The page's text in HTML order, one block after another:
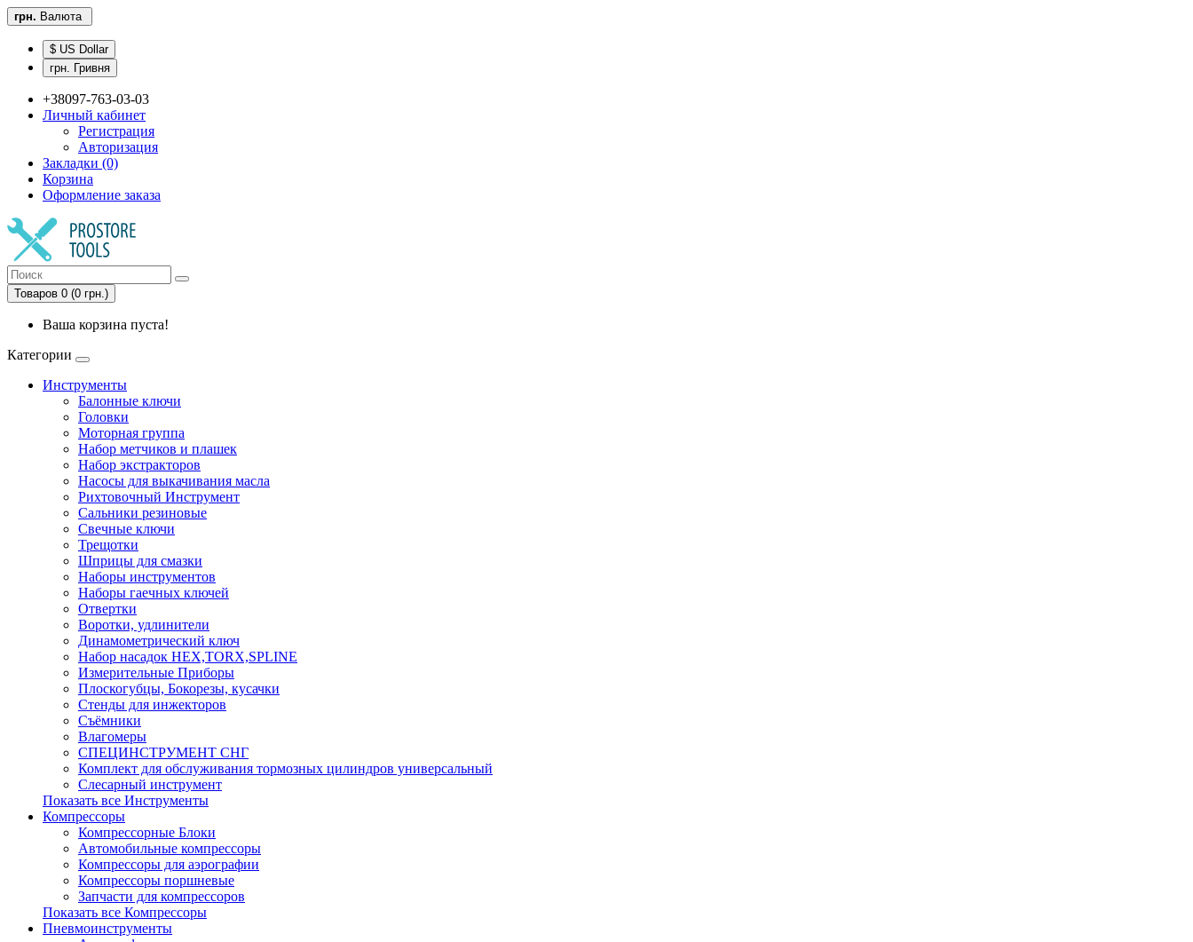
грн. Валюта
$ US Dollar
грн. Гривня
+38097-763-03-03
Личный кабинет
Регистрация
Авторизация
Закладки (0)
Корзина
Оформление заказа
Товаров 0 (0 грн.)
Ваша корзина пуста!
Категории
Инструменты
Балонные ключи
Головки
Моторная группа
Набор метчиков и плашек
Набор экстракторов
Насосы для выкачивания масла
Рихтовочный Инструмент
Сальники резиновые
Свечные ключи
Трещотки
Шприцы для смазки
Наборы инструментов
Наборы гаечных ключей
Отвертки
Воротки, удлинители
Динамометрический ключ
Набор насадок HEX,TORX,SPLINE
Измерительные Приборы
Плоскогубцы, Бокорезы, кусачки
Стенды для инжекторов
Съёмники
Влагомеры
СПЕЦИНСТРУМЕНТ СНГ
Комплект для обслуживания тормозных цилиндров универсальный
Слесарный инструмент
Показать все Инструменты
Компрессоры
Компрессорные Блоки
Автомобильные компрессоры
Компрессоры для аэрографии
Компрессоры поршневые
Запчасти для компрессоров
Показать все Компрессоры
Пневмоинструменты